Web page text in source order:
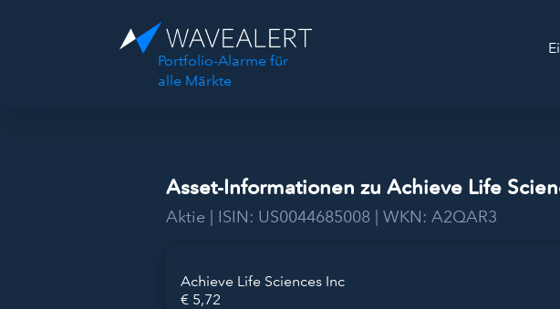
Portfolio-Alarme für
alle Märkte
Asset-Informationen zu Achieve Life
Aktie | ISIN: US0044685008 | WKN: A2QAR3
Achieve Life Sciences Inc
€ 5,72